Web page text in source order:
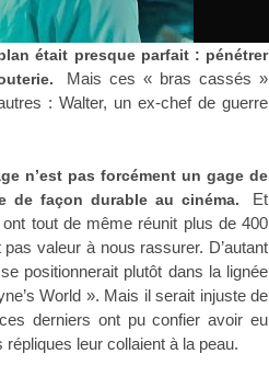
était presque parfait : pénétrer
Mais ces « bras cassés »
: Walter, un ex-chef de guerre
n’est pas forcément un gage de
de façon durable au cinéma.
Et
tout de même réunit plus de 400
valeur à nous rassurer. D’autant
positionnerait plutôt dans la lignée
World ». Mais il serait injuste de
derniers ont pu confier avoir eu
leur collaient à la peau.